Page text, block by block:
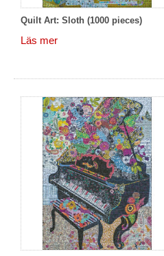
Quilt Art: Sloth (1000 pieces)
Läs mer